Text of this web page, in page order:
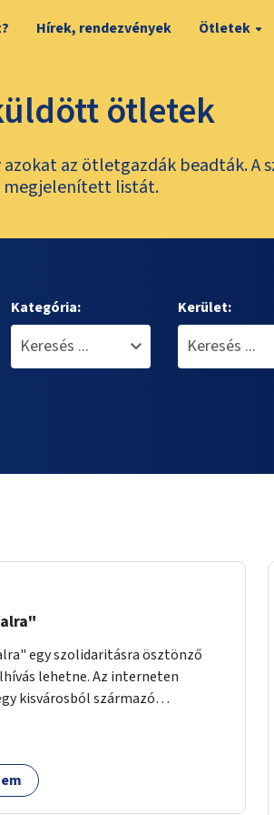
Hírek, rendezvények Ötletek
ötletek
az ötletgazdák beadták. A
megjelenített listát.
Kategória: Kerület:
egy szolidaritásra ösztönző
lehetne. Az interneten
kisvárosból származó
Ha egy arra rászoruló betért, a
megkaphatta a már